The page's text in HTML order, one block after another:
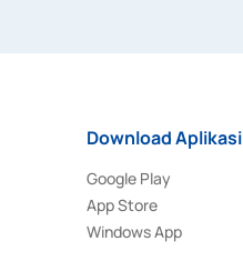
Download Aplikasi
Google Play
App Store
Windows App